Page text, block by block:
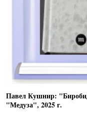
Павел Кушнир:
"Медуза", 2025 г.